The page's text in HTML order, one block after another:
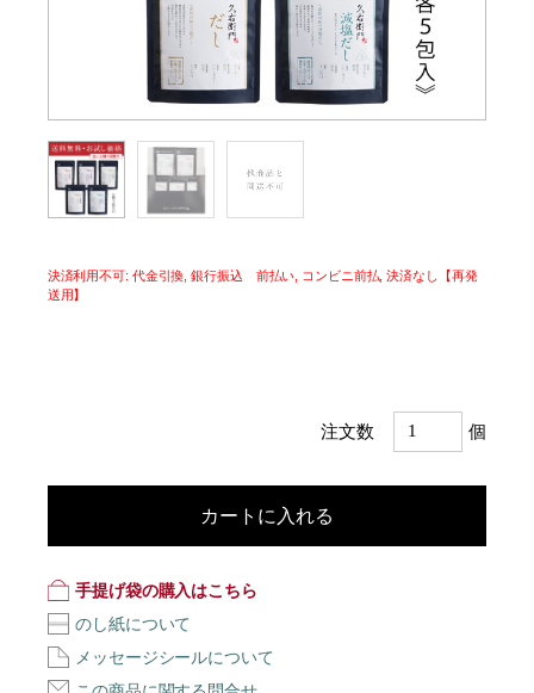
決済利用不可: 代金引換, 銀行振込 前払い, コンビニ前払, 決済なし【再発
送用】
注文数 個
カートに入れる
手提げ袋の購入はこちら
のし紙について
メッセージシールについて